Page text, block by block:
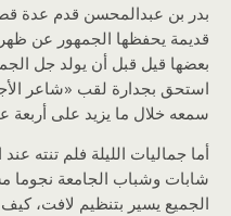
بدر بن عبدالمحسن قدم عدة
قديمة يحفظها الجمهور عن
بعضها قيل قبل أن يولد جل
استحق بجدارة لقب «شاعر
سمعه خلال ما يزيد على أربعة
أما جماليات الليلة فلم تنته
شابات وشباب الجامعة نجوما
الجميع يسير بتنظيم لافت،